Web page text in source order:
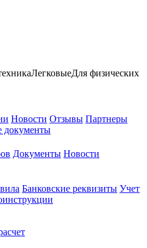
ЛегковыеДля физических
Новости Отзывы Партнеры
документы
Документы Новости
Банковские реквизиты Учет